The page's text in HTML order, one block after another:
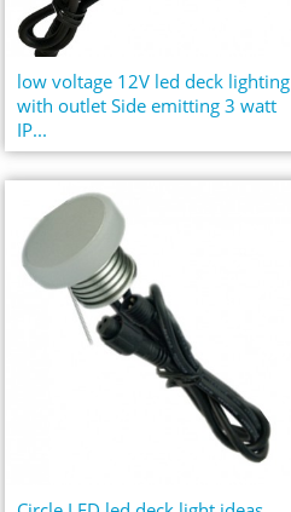
low voltage 12V led deck lighting
with outlet Side emitting 3 watt
IP...